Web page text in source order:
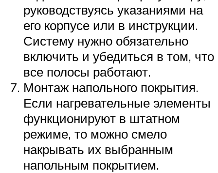
руководствуясь указаниями на
его корпусе или в инструкции.
Систему нужно обязательно
включить и убедиться в том, что
все полосы работают.
Монтаж напольного покрытия.
Если нагревательные элементы
функционируют в штатном
режиме, то можно смело
накрывать их выбранным
напольным покрытием.